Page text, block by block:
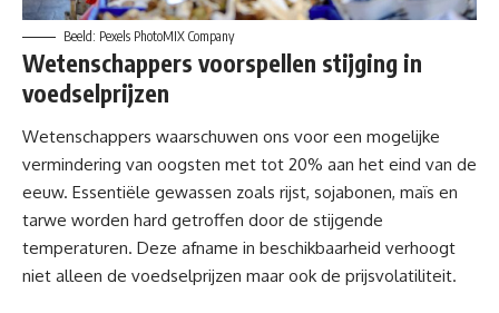
Beeld: Pexels PhotoMIX Company
Wetenschappers voorspellen stijging in
voedselprijzen
Wetenschappers waarschuwen ons voor een mogelijke
vermindering van oogsten met tot 20% aan het eind van de
eeuw. Essentiële gewassen zoals rijst, sojabonen, maïs en
tarwe worden hard getroffen door de stijgende
temperaturen. Deze afname in beschikbaarheid verhoogt
niet alleen de voedselprijzen maar ook de prijsvolatiliteit.